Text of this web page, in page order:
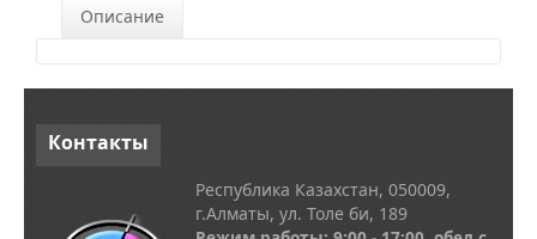
Описание
Контакты
Республика Казахстан, 050009,
г.Алматы, ул. Толе би, 189